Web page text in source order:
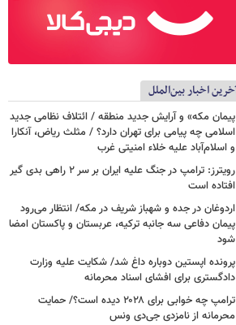
اخبار بین‌الملل
پیمان مکه» و آرایش جدید منطقه / ائتلاف نظامی جدید
اسلامی چه پیامی برای تهران دارد؟ / مثلث ریاض، آنکارا
و اسلام‌آباد علیه خلاء امنیتی غرب
رویترز: ترامپ در جنگ علیه ایران بر سر ۲ راهی بدی گیر
افتاده است
اردوغان در جده و شهباز شریف در مکه/ انتظار می‌رود
پیمان دفاعی سه جانبه ترکیه، عربستان و پاکستان امضا
شود
پرونده اپستین دوباره داغ شد/ شکایت علیه وزارت
دادگستری برای افشای اسناد محرمانه
ترامپ چه خوابی برای ۲۰۲۸ دیده است؟/ حمایت
محرمانه از نامزدی جی‌دی ونس